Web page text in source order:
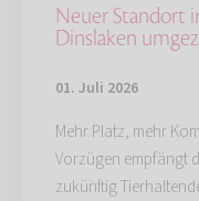
Neuer Standort
Dinslaken
01. Juli 2026
Mehr Platz, mehr
Vorzügen empfängt
zukünftig